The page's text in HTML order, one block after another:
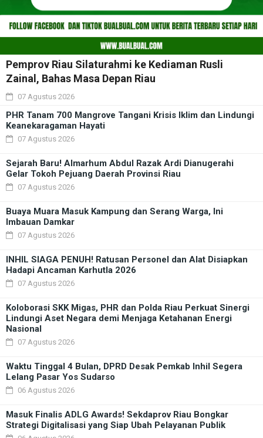
Pemprov Riau Silaturahmi ke Kediaman Rusli
Zainal, Bahas Masa Depan Riau
07 Agustus 2026
PHR Tanam 700 Mangrove Tangani Krisis Iklim dan Lindungi
Keanekaragaman Hayati
07 Agustus 2026
Sejarah Baru! Almarhum Abdul Razak Ardi Dianugerahi
Gelar Tokoh Pejuang Daerah Provinsi Riau
07 Agustus 2026
Buaya Muara Masuk Kampung dan Serang Warga, Ini
Imbauan Damkar
07 Agustus 2026
INHIL SIAGA PENUH! Ratusan Personel dan Alat Disiapkan
Hadapi Ancaman Karhutla 2026
07 Agustus 2026
Koloborasi SKK Migas, PHR dan Polda Riau Perkuat Sinergi
Lindungi Aset Negara demi Menjaga Ketahanan Energi
Nasional
07 Agustus 2026
Waktu Tinggal 4 Bulan, DPRD Desak Pemkab Inhil Segera
Lelang Pasar Yos Sudarso
06 Agustus 2026
Masuk Finalis ADLG Awards! Sekdaprov Riau Bongkar
Strategi Digitalisasi yang Siap Ubah Pelayanan Publik